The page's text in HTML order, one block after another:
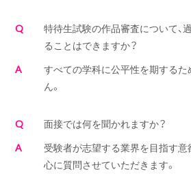
Q
特待生試験の作品審査について、
ることはできますか？
A
すべての学科に公平性を期する
ん。
Q
面接では何を聞かれますか？
A
受験者が志望する業界を目指す
心に質問させていただきます。